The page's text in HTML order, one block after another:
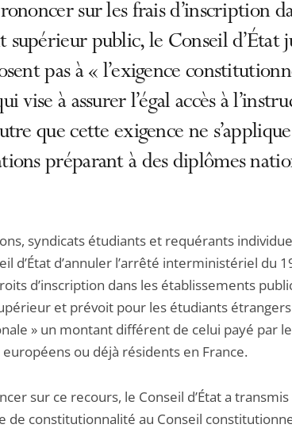
sur les frais d’inscription
supérieur public, le Conseil d’État
pas à « l’exigence
vise à assurer l’égal accès à
que cette exigence ne
préparant à des diplômes
syndicats étudiants et requérants
d’État d’annuler l’arrêté interministériel du
d’inscription dans les établissements
et prévoit pour les étudiants étrangers
» un montant différent de celui payé par
ou déjà résidents en France.
sur ce recours, le Conseil d’État a
de constitutionnalité au Conseil